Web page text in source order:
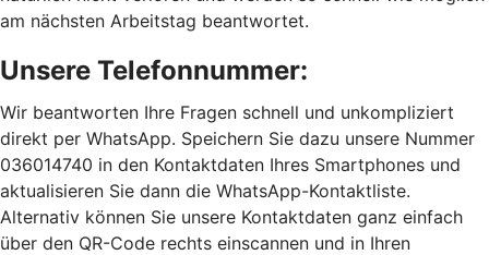
am nächsten Arbeitstag beantwortet.
Unsere Telefonnummer:
Wir beantworten Ihre Fragen schnell und unkompliziert
direkt per WhatsApp. Speichern Sie dazu unsere Nummer
036014740 in den Kontaktdaten Ihres Smartphones und
aktualisieren Sie dann die WhatsApp-Kontaktliste.
Alternativ können Sie unsere Kontaktdaten ganz einfach
über den QR-Code rechts einscannen und in Ihren